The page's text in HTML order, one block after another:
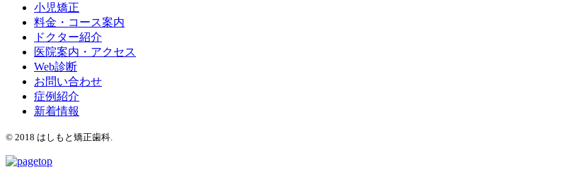
小児矯正
料金・コース案内
ドクター紹介
医院案内・アクセス
Web診断
お問い合わせ
症例紹介
新着情報
©️ 2018 はしもと矯正歯科.